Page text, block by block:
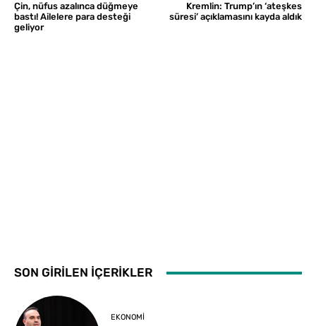
Çin, nüfus azalınca düğmeye
bastı! Ailelere para desteği
geliyor
Kremlin: Trump’ın ‘ateşkes
süresi’ açıklamasını kayda aldık
SON GİRİLEN İÇERİKLER
EKONOMI